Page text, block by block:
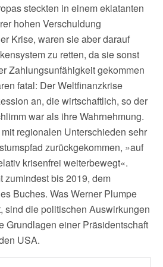
steckten in einem eklatanten
hohen Verschuldung
Krise, waren sie aber darauf
zu retten, da sie sonst
Zahlungsunfähigkeit gekommen
fatal: Der Weltfinanzkrise
an, die wirtschaftlich, so der
war als ihre Wahrnehmung.
regionalen Unterschieden sehr
zurückgekommen, »auf
krisenfrei weiterbewegt«.
zumindest bis 2019, dem
Buches. Was Werner Plumpe
sind die politischen Auswirkungen
Grundlagen einer Präsidentschaft
USA.